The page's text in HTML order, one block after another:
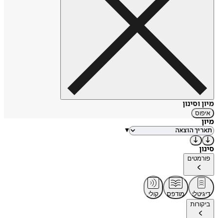
מקור: ויקיפדיה
https://tinyurl.com/zcbvcam7
מיון וסינון
איפוס
מיון
▾
סינון
פורמטים
דיגיטלי מודפס
קולי
ביקורות